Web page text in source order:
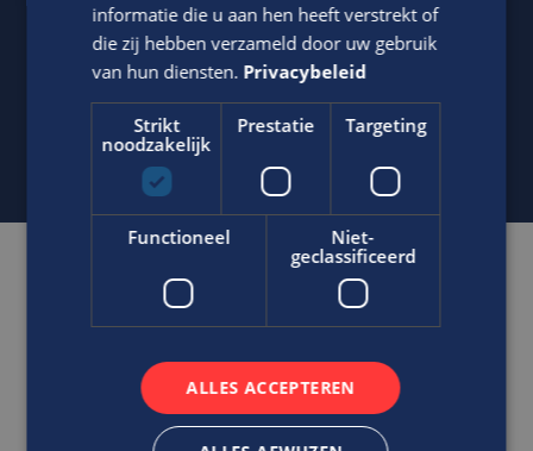
076-8866048
info@edis.nl
CONTACT OPNEMEN
SOLLICITANTEN
OPDRACHTGEVERS
informatie die u aan hen heeft verstrekt of
die zij hebben verzameld door uw gebruik
van hun diensten. Privacybeleid
Strikt
noodzakelijk
Prestatie Targeting
Functioneel
Niet-
geclassificeerd
ALLES ACCEPTEREN